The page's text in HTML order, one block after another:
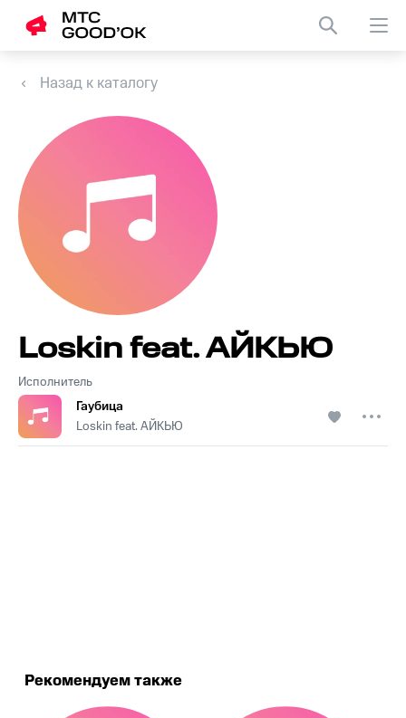
Назад к каталогу
Исполнитель
Loskin feat. АЙКЬЮ
Гаубица
Loskin feat. АЙКЬЮ
Рекомендуем также